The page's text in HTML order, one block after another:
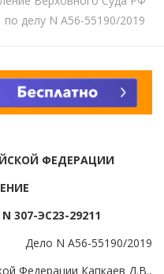
делу N А56-55190/2019
ФЕДЕРАЦИИ
307-ЭС23-29211
Дело N А56-55190/2019
Федерации Капкаев Д.В.,